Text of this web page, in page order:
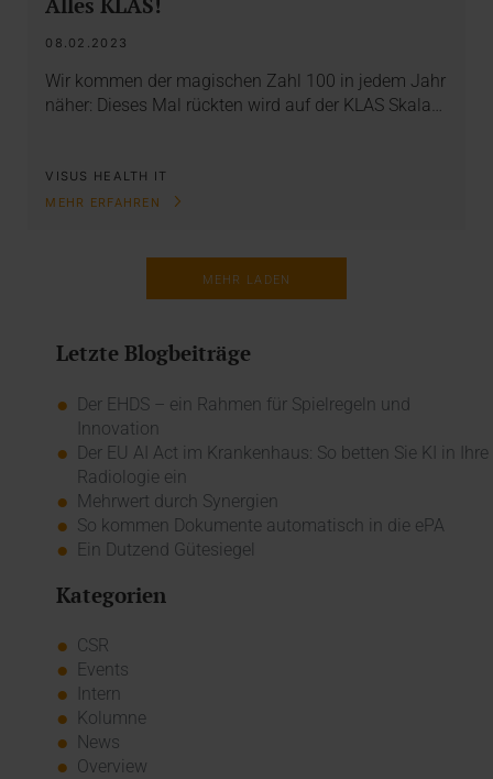
08.02.2023
Wir kommen der magischen Zahl 100 in jedem Jahr
näher: Dieses Mal rückten wird auf der KLAS Skala…
VISUS HEALTH IT
MEHR ERFAHREN
MEHR LADEN
Letzte Blogbeiträge
Der EHDS – ein Rahmen für Spielregeln und
Innovation
Der EU AI Act im Krankenhaus: So betten Sie KI in Ihre
Radiologie ein
Mehrwert durch Synergien
So kommen Dokumente automatisch in die ePA
Ein Dutzend Gütesiegel
Kategorien
CSR
Events
Intern
Kolumne
News
Overview